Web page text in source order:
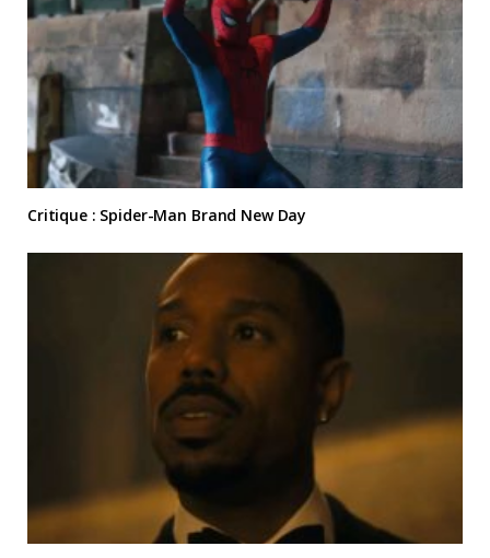
Critique : Spider-Man Brand New Day